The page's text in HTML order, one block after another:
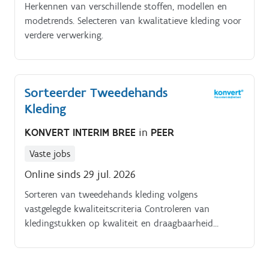
Herkennen van verschillende stoffen, modellen en
modetrends. Selecteren van kwalitatieve kleding voor
verdere verwerking.
Sorteerder Tweedehands
Kleding
KONVERT INTERIM BREE in PEER
Vaste jobs
Online sinds 29 jul. 2026
Sorteren van tweedehands kleding volgens
vastgelegde kwaliteitscriteria Controleren van
kledingstukken op kwaliteit en draagbaarheid